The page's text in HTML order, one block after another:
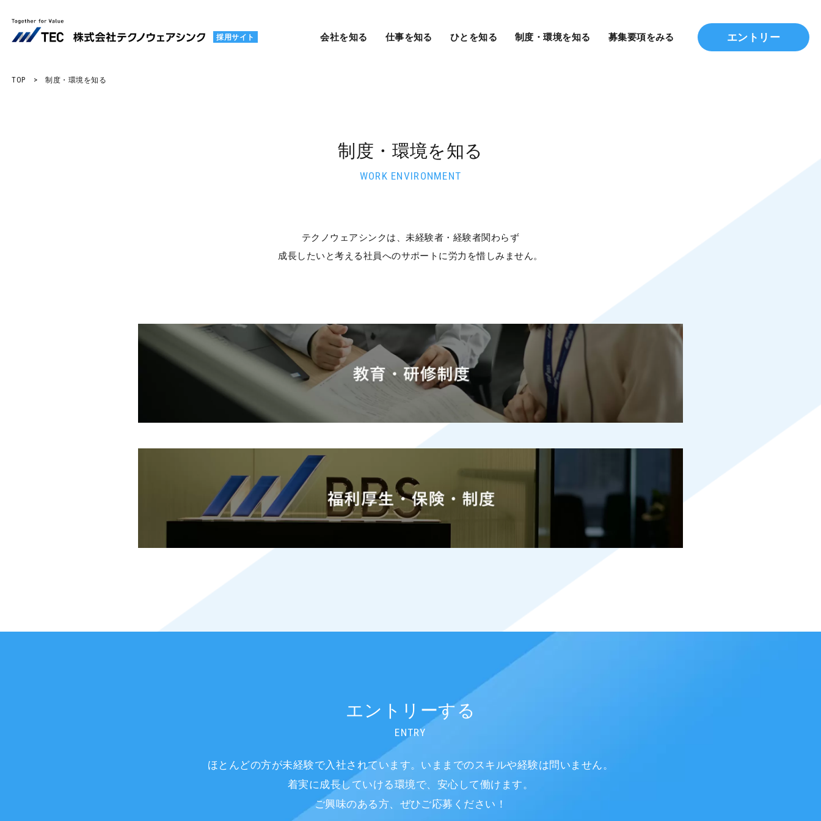
採用サイト 会社を知る 仕事を知る ひとを知る 制度・環境を知る 募集要項をみる エントリー
TOP > 制度・環境を知る
制度・環境を知る
WORK ENVIRONMENT
テクノウェアシンクは、未経験者・経験者関わらず
成長したいと考える社員へのサポートに労力を惜しみません。
エントリーする
ENTRY
ほとんどの方が未経験で入社されています。 いままでのスキルや経験は問いません。
着実に成長していける環境で、安心して働けます。
ご興味のある方、ぜひご応募ください！